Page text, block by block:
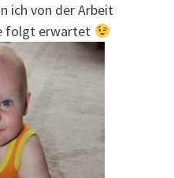
ich von der Arbeit
folgt erwartet